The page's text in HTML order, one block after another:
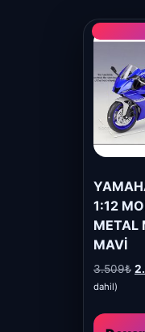
1:12
METAL
MAVİ
3.509₺
dahil)